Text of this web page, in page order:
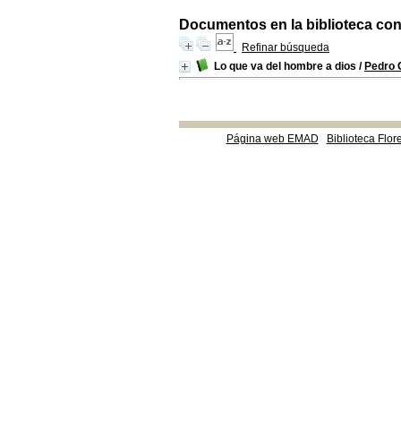
Documentos en la biblioteca
Refinar búsqueda
Lo que va del hombre a dios / Pedro
Página web EMAD Biblioteca